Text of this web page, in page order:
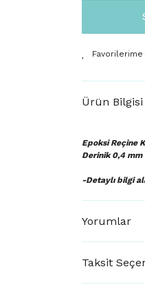
Ürün Bilgisi
Epoksi Reçine
Derinik 0,4 mm
-Detaylı bilgi
Yorumlar
Taksit